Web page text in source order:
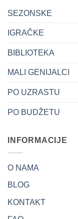
SEZONSKE
IGRAČKE
BIBLIOTEKA
MALI GENIJALCI
PO UZRASTU
PO BUDŽETU
INFORMACIJE
O NAMA
BLOG
KONTAKT